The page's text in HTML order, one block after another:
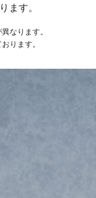
ます。
なります。
ります。